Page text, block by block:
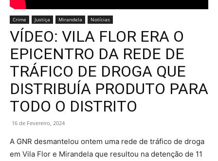
Crime Justiça Mirandela Notícias
VÍDEO: VILA FLOR ERA O
EPICENTRO DA REDE DE
TRÁFICO DE DROGA QUE
DISTRIBUÍA PRODUTO PARA
TODO O DISTRITO
16 de Fevereiro, 2024
A GNR desmantelou ontem uma rede de tráfico de droga
em Vila Flor e Mirandela que resultou na detenção de 11